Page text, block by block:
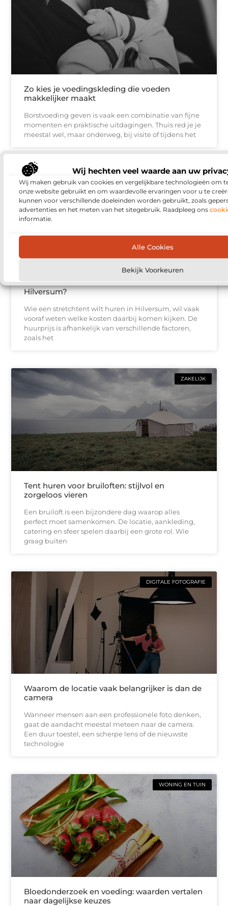
Wij hechten veel waarde aan uw
Wij maken gebruik van cookies en vergelijkbare technologieën om
onze website gebruikt en om waardevolle ervaringen voor u te
kunnen voor verschillende doeleinden worden gebruikt, zoals
advertenties en het meten van het sitegebruik. Raadpleeg ons
informatie.
Alle Cookies
Bekijk Voorkeuren
Zo kies je voedingskleding die voeden
makkelijker maakt
Borstvoeding geven is vaak een combinatie van fijne
momenten en praktische uitdagingen. Thuis red je je
meestal wel, maar onderweg, bij visite of tijdens het
DIENSTVERLENING
Hilversum?
Wie een stretchtent wilt huren in Hilversum, wil vaak
vooraf weten welke kosten daarbij komen kijken. De
huurprijs is afhankelijk van verschillende factoren,
zoals het
ZAKELIJK
Tent huren voor bruiloften: stijlvol en
zorgeloos vieren
Een bruiloft is een bijzondere dag waarop alles
perfect moet samenkomen. De locatie, aankleding,
catering en sfeer spelen daarbij een grote rol. Wie
graag buiten
DIGITALE FOTOGRAFIE
Waarom de locatie vaak belangrijker is dan de
camera
Wanneer mensen aan een professionele foto denken,
gaat de aandacht meestal meteen naar de camera.
Een duur toestel, een scherpe lens of de nieuwste
technologie
WONING EN TUIN
Bloedonderzoek en voeding: waarden vertalen
naar dagelijkse keuzes